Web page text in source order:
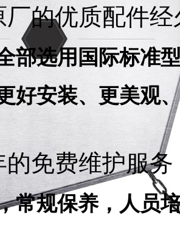
厂的优质配件
部选用国际标准
好安装、更美观
免费维护服务
常规保养，人员